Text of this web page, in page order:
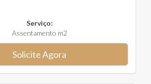
Serviço:
Assentamento m2
Solicite Agora